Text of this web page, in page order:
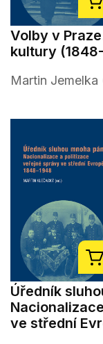
Volby v
kultury
Martin Jemelka
Úředník
ve střední